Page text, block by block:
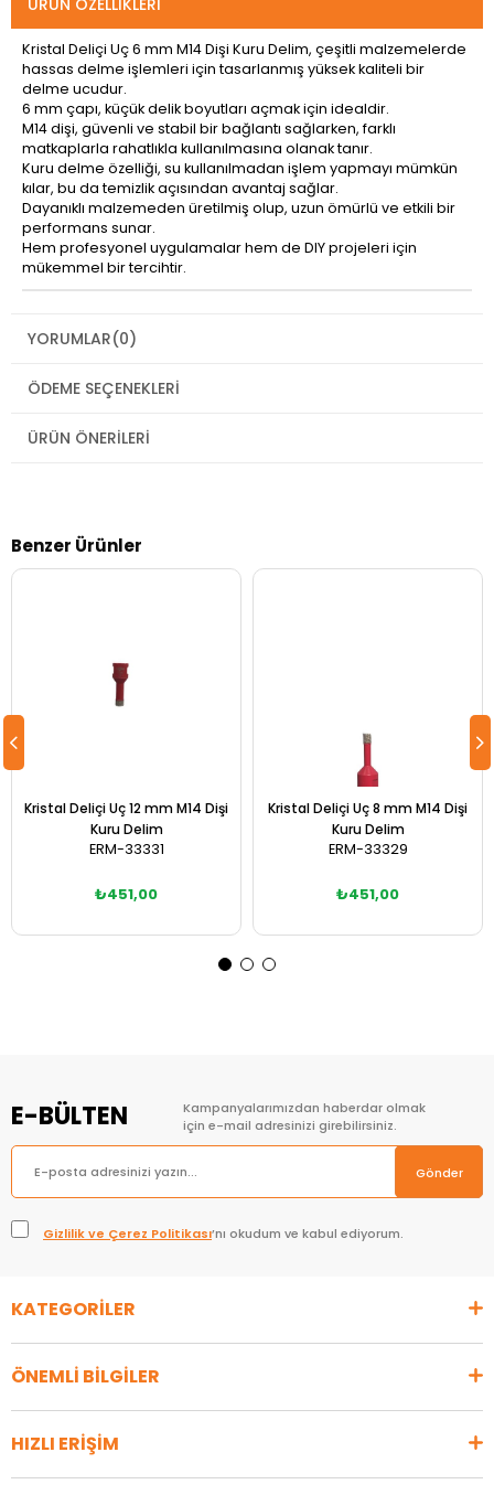
ÜRÜN ÖZELLIKLERI
Kristal Deliçi Uç 6 mm M14 Dişi Kuru Delim, çeşitli malzemelerde
hassas delme işlemleri için tasarlanmış yüksek kaliteli bir
delme ucudur.
6 mm çapı, küçük delik boyutları açmak için idealdir.
M14 dişi, güvenli ve stabil bir bağlantı sağlarken, farklı
matkaplarla rahatlıkla kullanılmasına olanak tanır.
Kuru delme özelliği, su kullanılmadan işlem yapmayı mümkün
kılar, bu da temizlik açısından avantaj sağlar.
Dayanıklı malzemeden üretilmiş olup, uzun ömürlü ve etkili bir
performans sunar.
Hem profesyonel uygulamalar hem de DIY projeleri için
mükemmel bir tercihtir.
YORUMLAR(0)
ÖDEME SEÇENEKLERI
ÜRÜN ÖNERILERI
Benzer Ürünler
Kristal Deliçi Uç 12 mm M14 Dişi
Kuru Delim
ERM-33331
₺451,00
Kristal Deliçi Uç 8 mm M14 Dişi
Kuru Delim
ERM-33329
₺451,00
E-BÜLTEN
Kampanyalarımızdan haberdar olmak
için e-mail adresinizi girebilirsiniz.
Gönder
Gizlilik ve Çerez Politikası’nı okudum ve kabul ediyorum.
KATEGORİLER
ÖNEMLİ BİLGİLER
HIZLI ERİŞİM